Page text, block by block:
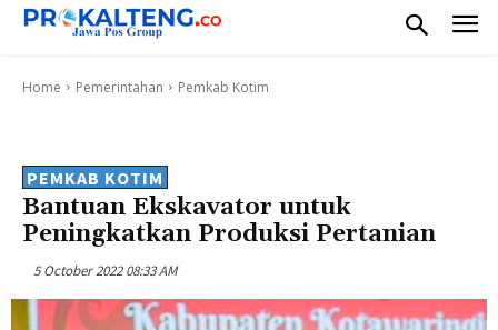
Home Pemerintahan Pemkab Kotim
PEMKAB KOTIM
Bantuan Ekskavator untuk
Peningkatkan Produksi Pertanian
5 October 2022 08:33 AM